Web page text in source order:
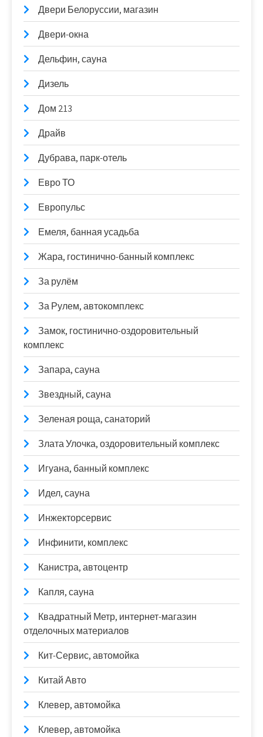
Двери Белоруссии, магазин
Двери-окна
Дельфин, сауна
Дизель
Дом 213
Драйв
Дубрава, парк-отель
Евро ТО
Европульс
Емеля, банная усадьба
Жара, гостинично-банный комплекс
За рулём
За Рулем, автокомплекс
Замок, гостинично-оздоровительный
комплекс
Запара, сауна
Звездный, сауна
Зеленая роща, санаторий
Злата Улочка, оздоровительный комплекс
Игуана, банный комплекс
Идел, сауна
Инжекторсервис
Инфинити, комплекс
Канистра, автоцентр
Капля, сауна
Квадратный Метр, интернет-магазин
отделочных материалов
Кит-Сервис, автомойка
Китай Авто
Клевер, автомойка
Клевер, автомойка